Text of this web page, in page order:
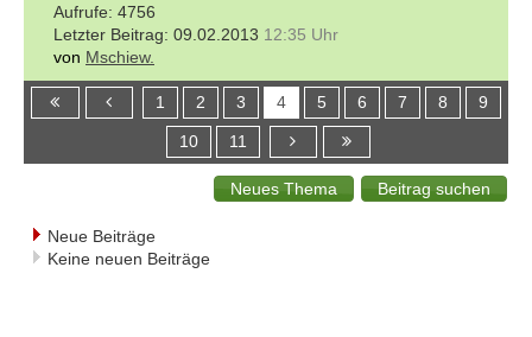
4756
09.02.2013 12:35 Uhr
von Mschiew.
1 2 3 4 5 6 7 8 9
10 11
Neue Beiträge
Keine neuen Beiträge